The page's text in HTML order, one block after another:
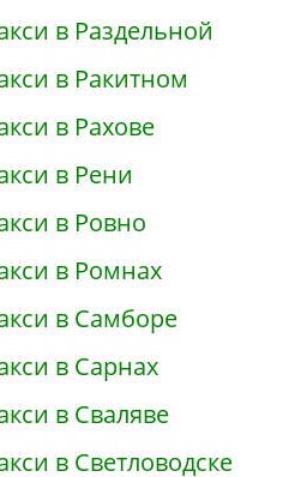
в Раздельной
в Ракитном
в Рахове
в Рени
в Ровно
в Ромнах
в Самборе
в Сарнах
в Сваляве
в Светловодске